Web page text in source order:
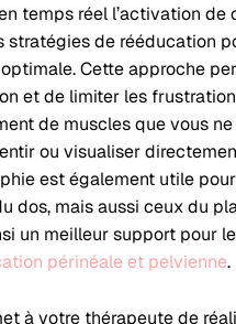
temps réel l’activation de
stratégies de rééducation
Cette approche
et de limiter les
de muscles que vous
ou visualiser
est également utile
dos, mais aussi ceux du
un meilleur support pour
périnéale et pelvienne.
à votre thérapeute de